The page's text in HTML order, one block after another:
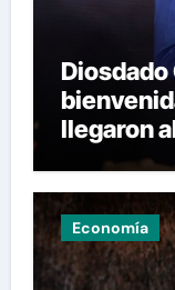
Diosdado
llegaron
el gobierno
Economía